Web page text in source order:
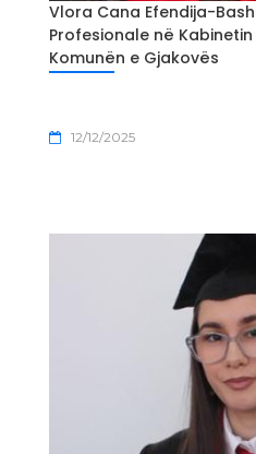
Vlora Cana Efendija-
Profesionale në
Komunën e Gjakovës
12/12/2025